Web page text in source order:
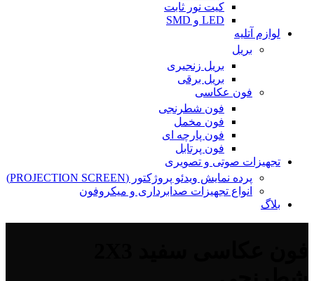
کیت نور ثابت
LED و SMD
لوازم آتلیه
بریل
بریل زنجیری
بریل برقی
فون عکاسی
فون شطرنجی
فون مخمل
فون پارچه ای
فون پرتابل
تجهیزات صوتی و تصویری
پرده نمایش ویدئو پروژکتور (PROJECTION SCREEN)
انواع تجهیزات صدابرداری و میکروفون
بلاگ